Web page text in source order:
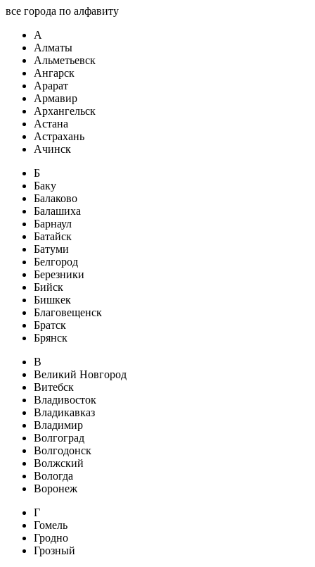
все города по алфавиту
А
Алматы
Альметьевск
Ангарск
Арарат
Армавир
Архангельск
Астана
Астрахань
Ачинск
Б
Баку
Балаково
Балашиха
Барнаул
Батайск
Батуми
Белгород
Березники
Бийск
Бишкек
Благовещенск
Братск
Брянск
В
Великий Новгород
Витебск
Владивосток
Владикавказ
Владимир
Волгоград
Волгодонск
Волжский
Вологда
Воронеж
Г
Гомель
Гродно
Грозный